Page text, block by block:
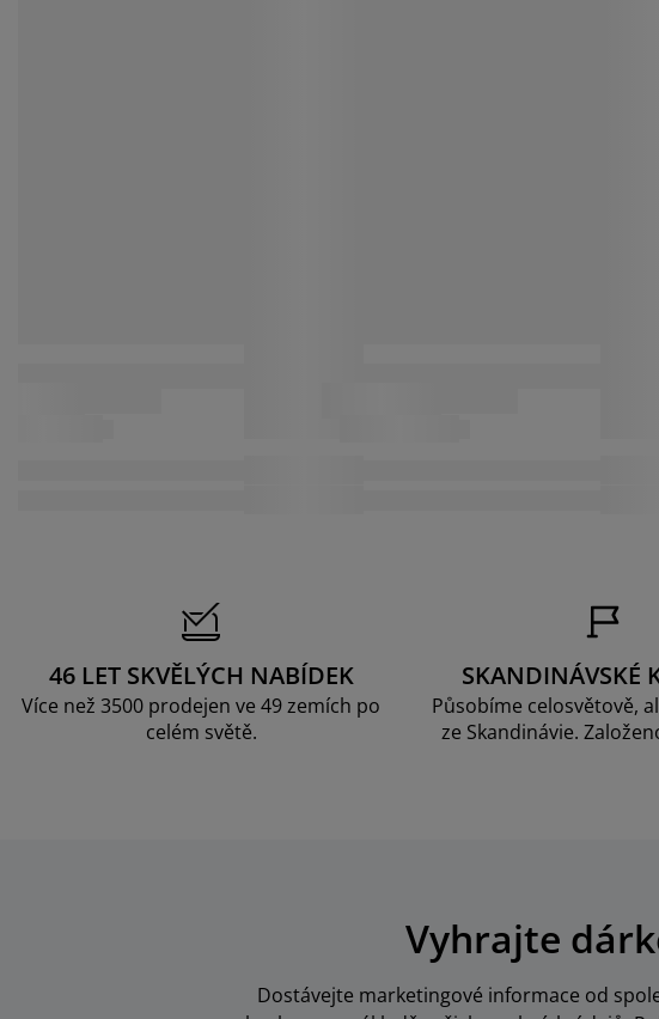
46 LET SKVĚLÝCH NABÍDEK
Více než 3500 prodejen ve 49 zemích po
celém světě.
SKANDINÁVSKÉ
Působíme celosvětově,
ze Skandinávie.
Vyhrajte
Dostávejte marketingové informace od